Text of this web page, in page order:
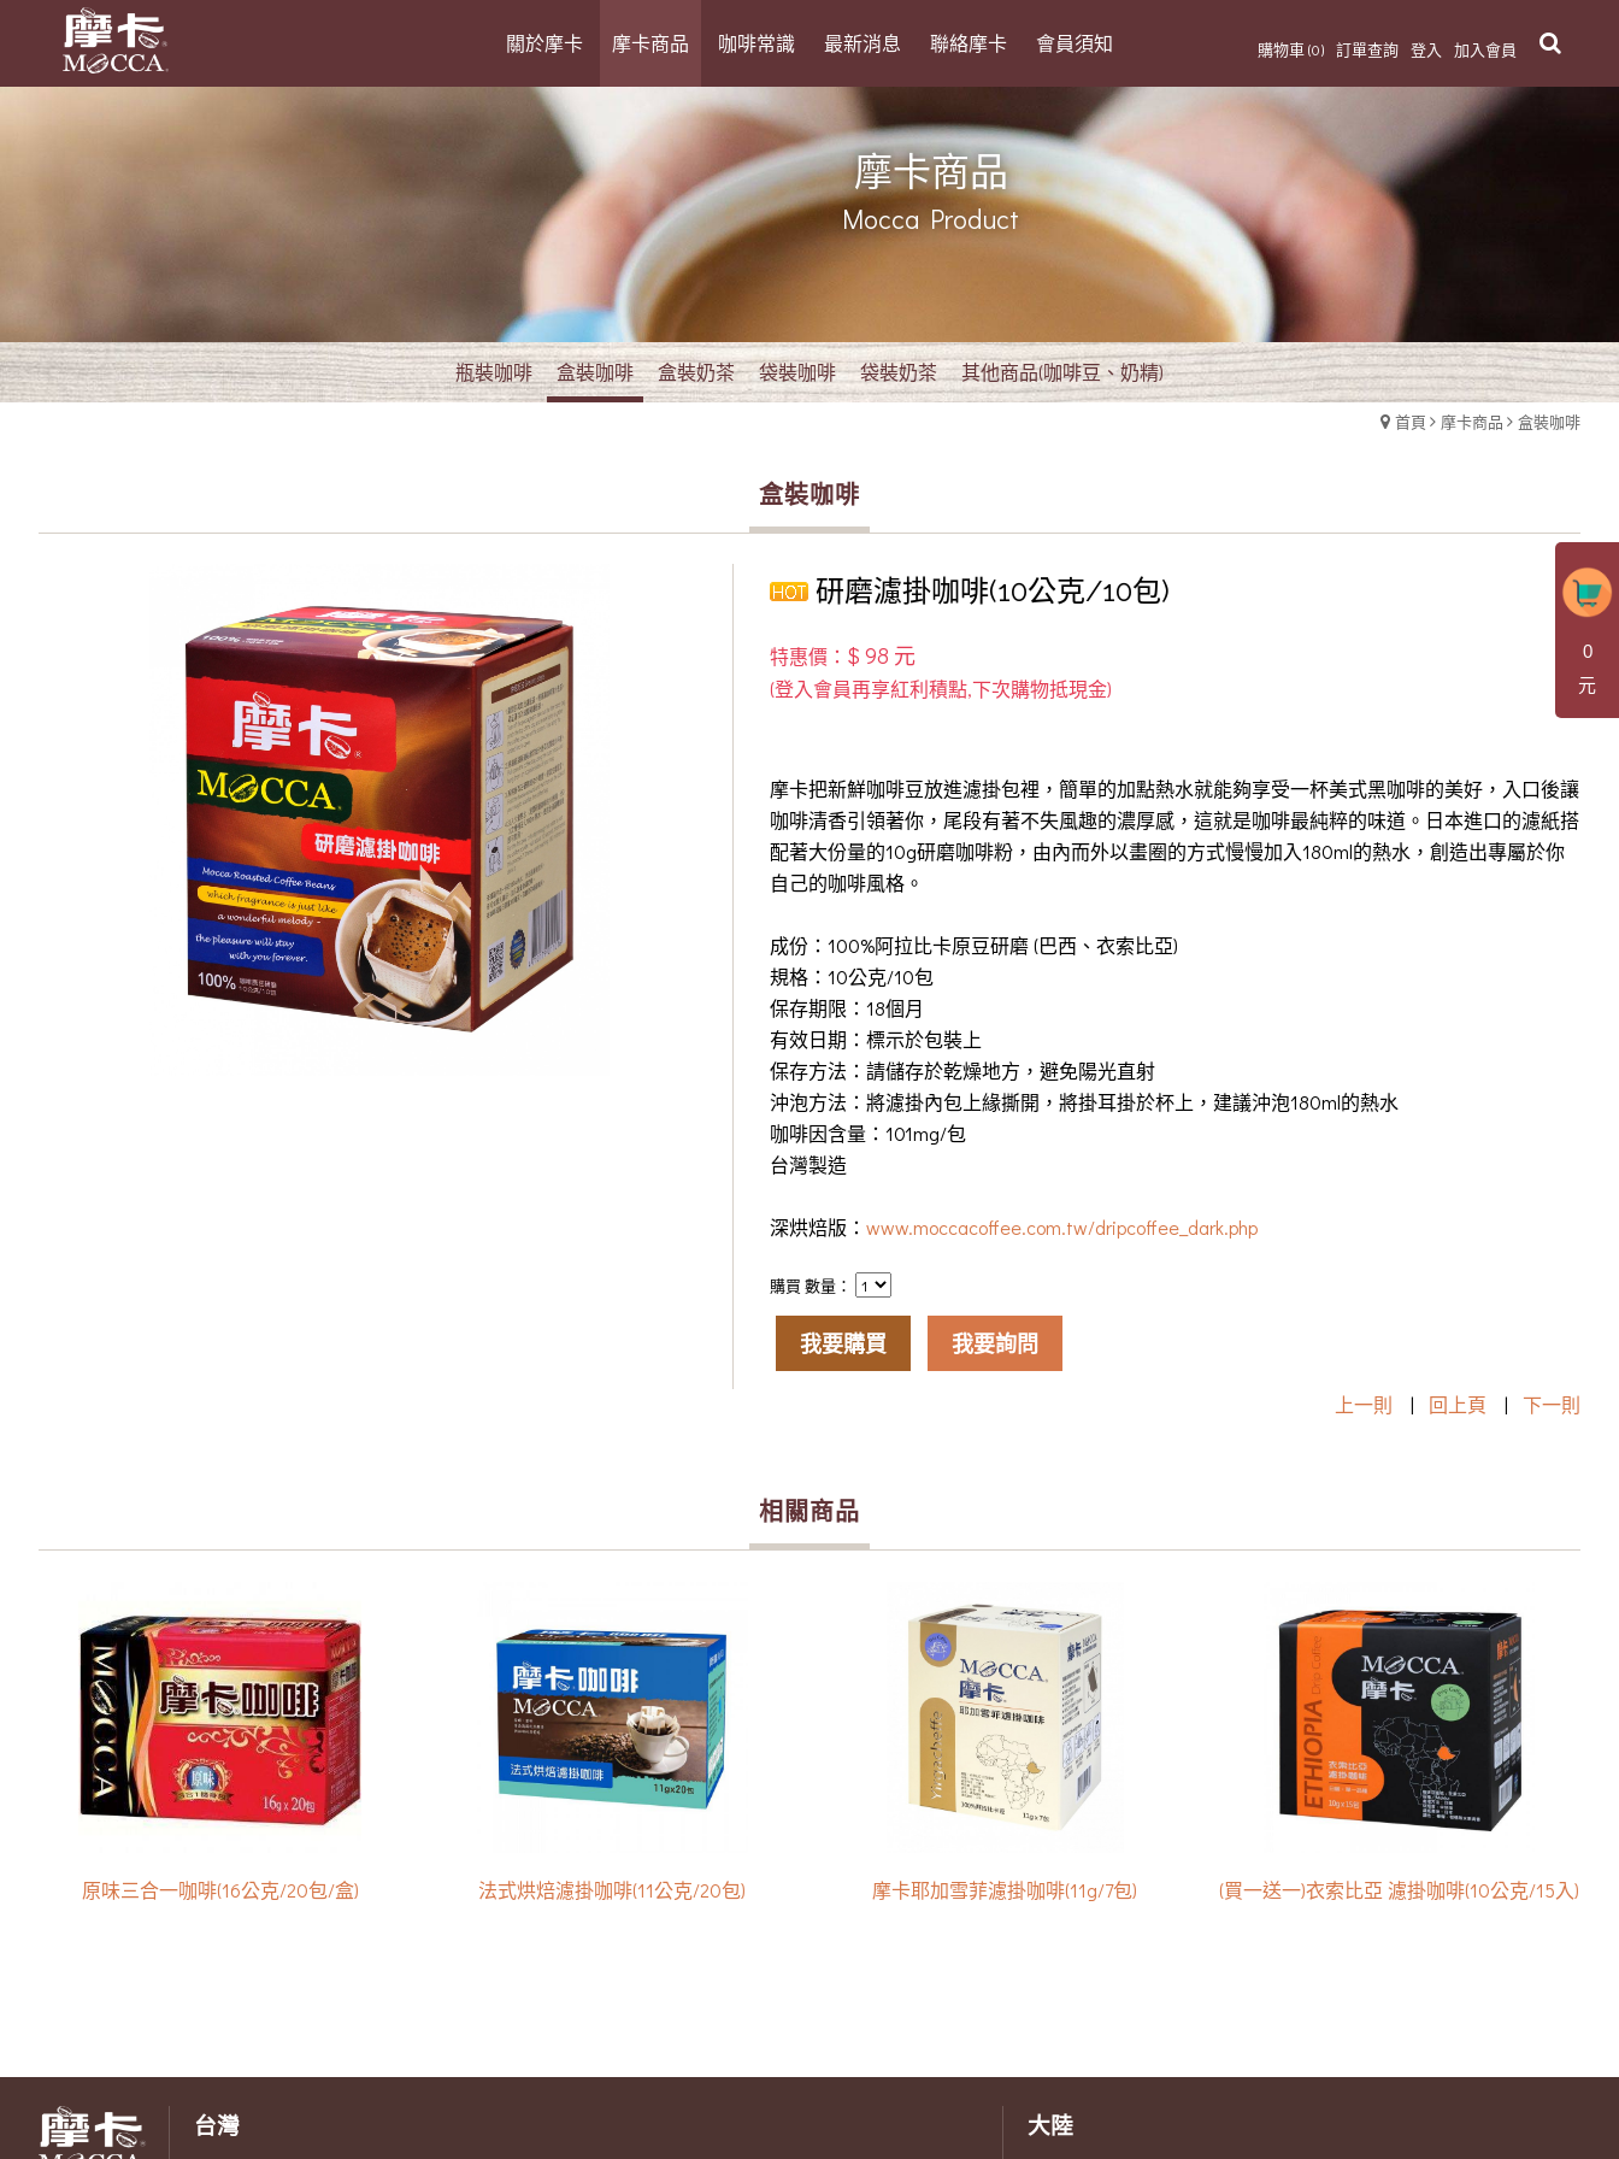
關於摩卡 摩卡商品 咖啡常識 最新消息 聯絡摩卡 會員須知 購物車 (0) 訂單查詢 登入 加入會員
摩卡商品
Mocca Product
瓶裝咖啡 盒裝咖啡 盒裝奶茶 袋裝咖啡 袋裝奶茶 其他商品(咖啡豆、奶精)
首頁 摩卡商品 盒裝咖啡
盒裝咖啡
研磨濾掛咖啡(10公克/10包)
特惠價： $ 98 元
摩卡把新鮮咖啡豆放進濾掛包裡，簡單的加點熱水就能夠享受一杯美式黑咖啡的美好，入口後讓
咖啡清香引領著你，尾段有著不失風趣的濃厚感，這就是咖啡最純粹的味道。日本進口的濾紙搭
配著大份量的10g研磨咖啡粉，由內而外以畫圈的方式慢慢加入180ml的熱水，創造出專屬於你
自己的咖啡風格。
成份：100%阿拉比卡原豆研磨 (巴西、衣索比亞)
規格：10公克/10包
保存期限：18個月
有效日期：標示於包裝上
保存方法：請儲存於乾燥地方，避免陽光直射
沖泡方法：將濾掛內包上緣撕開，將掛耳掛於杯上，建議沖泡180ml的熱水
咖啡因含量：101mg/包
台灣製造
深烘焙版： www.moccacoffee.com.tw/dripcoffee_dark.php
購買 數量：
我要購買 我要詢問
上一則 | 回上頁 | 下一則
相關商品
原味三合一咖啡(16公克/20包/盒) 法式烘焙濾掛咖啡(11公克/20包) 摩卡耶加雪菲濾掛咖啡(11g/7包) (買一送一)衣索比亞 濾掛咖啡(10公克/15入)
台灣 大陸
0
元